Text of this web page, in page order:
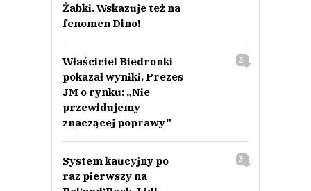
Żabki. Wskazuje też na
fenomen Dino!
Właściciel Biedronki
pokazał wyniki. Prezes
JM o rynku: „Nie
przewidujemy
znaczącej poprawy”
3
System kaucyjny po
raz pierwszy na
3